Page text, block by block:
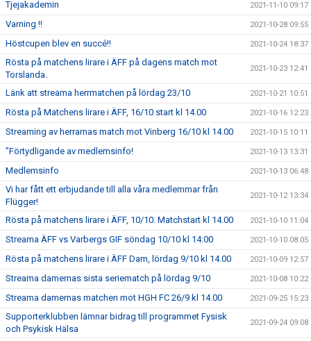
Tjejakademin 2021-11-10 09:17
Varning !! 2021-10-28 09:55
Höstcupen blev en succé!! 2021-10-24 18:37
Rösta på matchens lirare i ÄFF på dagens match mot
Torslanda.
2021-10-23 12:41
Länk att streama herrmatchen på lördag 23/10 2021-10-21 10:51
Rösta på Matchens lirare i ÄFF, 16/10 start kl 14.00 2021-10-16 12:23
Streaming av herrarnas match mot Vinberg 16/10 kl 14.00 2021-10-15 10:11
”Förtydligande av medlemsinfo! 2021-10-13 13:31
Medlemsinfo 2021-10-13 06:48
Vi har fått ett erbjudande till alla våra medlemmar från
Flügger!
2021-10-12 13:34
Rösta på matchens lirare i ÄFF, 10/10. Matchstart kl 14.00 2021-10-10 11:04
Streama ÄFF vs Varbergs GIF söndag 10/10 kl 14:00 2021-10-10 08:05
Rösta på matchens lirare i ÄFF Dam, lördag 9/10 kl 14.00 2021-10-09 12:57
Streama damernas sista seriematch på lördag 9/10 2021-10-08 10:22
Streama damernas matchen mot HGH FC 26/9 kl 14.00 2021-09-25 15:23
Supporterklubben lämnar bidrag till programmet Fysisk
och Psykisk Hälsa
2021-09-24 09:08